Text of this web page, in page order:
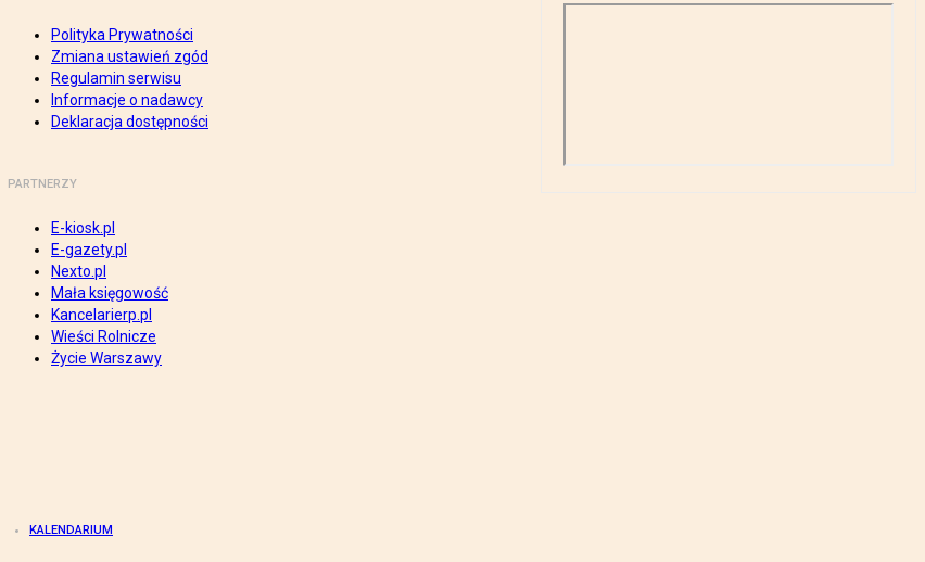
Polityka Prywatności
Zmiana ustawień zgód
Regulamin serwisu
Informacje o nadawcy
Deklaracja dostępności
PARTNERZY
E-kiosk.pl
E-gazety.pl
Nexto.pl
Mała księgowość
Kancelarierp.pl
Wieści Rolnicze
Życie Warszawy
KALENDARIUM